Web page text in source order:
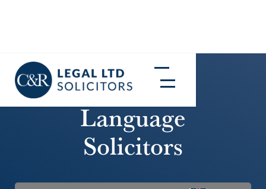
Polish
Language
Solicitors